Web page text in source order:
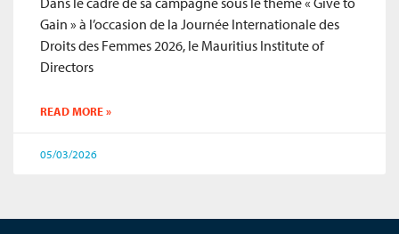
Gain » à l’occasion de la Journée Internationale des
Droits des Femmes 2026, le Mauritius Institute of
Directors
READ MORE »
05/03/2026